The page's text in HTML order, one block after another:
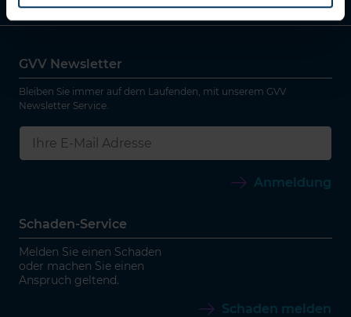
Ratgeber
GVV Newsletter
Bleiben Sie immer auf dem Laufenden, mit unserem GVV
Newsletter Service.
Anmeldung
Schaden-Service
Melden Sie einen Schaden
oder machen Sie einen
Anspruch geltend.
Schaden melden